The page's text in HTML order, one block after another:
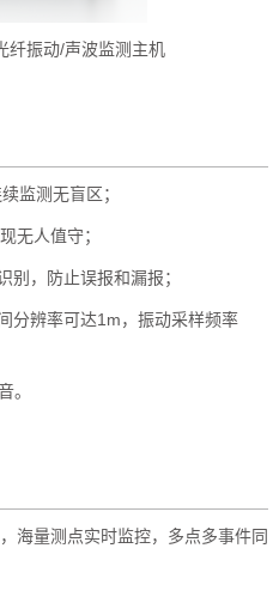
纤振动/声波监测主机
监测无盲区；
无人值守；
别，防止误报和漏报；
分辨率可达1m，振动采样频率
。
海量测点实时监控，多点多事件同